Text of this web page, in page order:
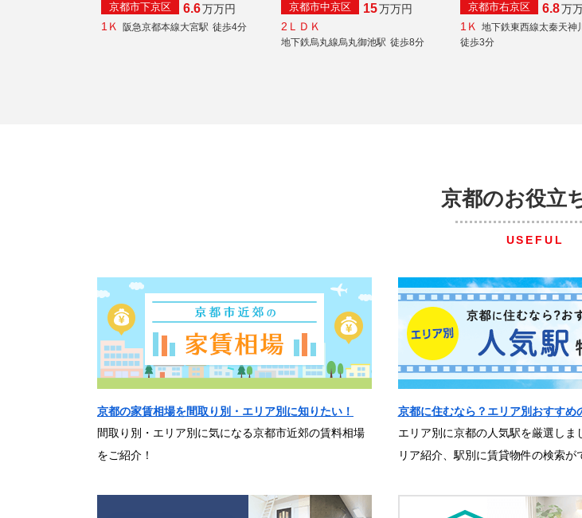
京都市下京区 6.6万万円
1Ｋ
阪急京都本線大宮駅 徒歩4分
京都市中京区 15万万円
2ＬＤＫ
地下鉄烏丸線烏丸御池駅 徒歩8分
京都市右京区 6.8万
1Ｋ
地下鉄東西線太秦天神
徒歩3分
京都のお役立
USEFUL
京都の家賃相場を間取り別・エリア別に知りたい！
間取り別・エリア別に気になる京都市近郊の賃料相場
をご紹介！
京都に住むなら？エリア別おすすめ
エリア別に京都の人気駅を厳選しま
リア紹介、駅別に賃貸物件の検索が